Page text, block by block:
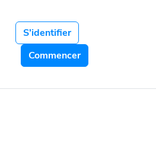
S'identifier
Commencer